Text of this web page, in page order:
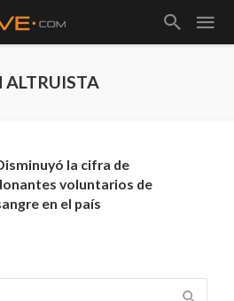
la cifra de
voluntarios de
en el país